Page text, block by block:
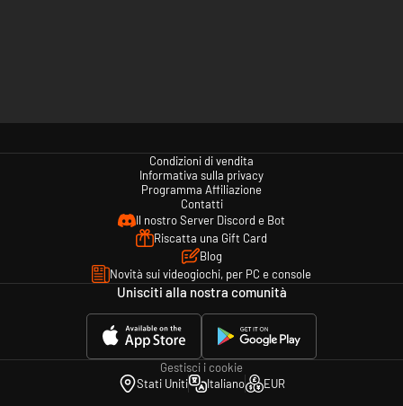
Condizioni di vendita
Informativa sulla privacy
Programma Affiliazione
Contatti
Il nostro Server Discord e Bot
Riscatta una Gift Card
Blog
Novità sui videogiochi, per PC e console
Unisciti alla nostra comunità
Gestisci i cookie
Stati Uniti
Italiano EUR